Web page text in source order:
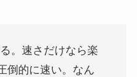
。速さだけなら楽
倒的に速い。なん